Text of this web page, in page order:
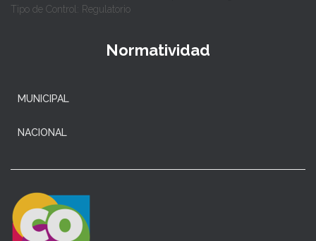
Tipo de Control: Regulatorio
Normatividad
MUNICIPAL
NACIONAL